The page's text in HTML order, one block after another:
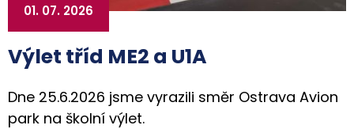
Výlet tříd ME2 a U1A
01. 07. 2026
Dne 25.6.2026 jsme vyrazili směr Ostrava Avion
park na školní výlet.